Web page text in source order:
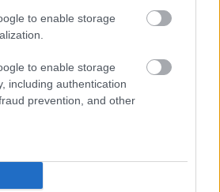
to enable storage
to enable storage
including authentication
prevention, and other
NÉPSZERŰ